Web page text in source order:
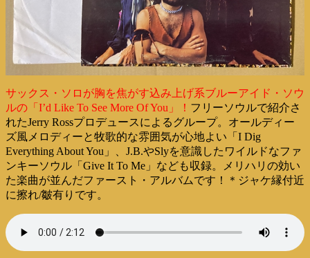
サックス・ソロが胸を焦がす込み上げ系ブルーアイド・ソウ
ルの「I’d Like To See More Of You」！ フリーソウルで紹介さ
れたJerry Rossプロデュースによるグループ。オールディー
ズ風メロディーと牧歌的な雰囲気が心地よい「I Dig
Everything About You」、J.B.やSlyを意識したワイルドなファ
ンキーソウル「Give It To Me」なども収録。メリハリの効い
た楽曲が並んだファースト・アルバムです！＊ジャケ縁付近
に擦れ/皺有りです。